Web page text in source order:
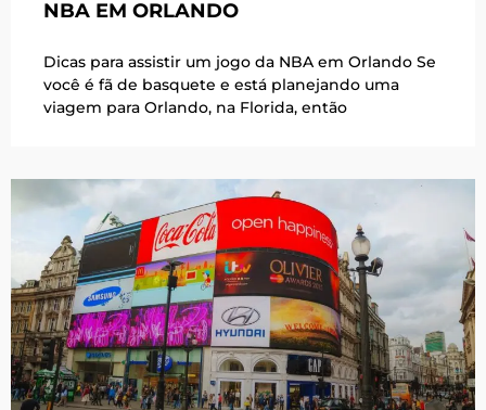
NBA EM ORLANDO
Dicas para assistir um jogo da NBA em Orlando Se
você é fã de basquete e está planejando uma
viagem para Orlando, na Florida, então